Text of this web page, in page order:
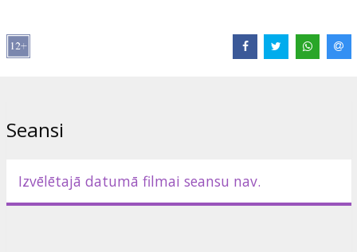
Izplatītājs:
Seansi
Izvēlētajā datumā filmai seansu nav.